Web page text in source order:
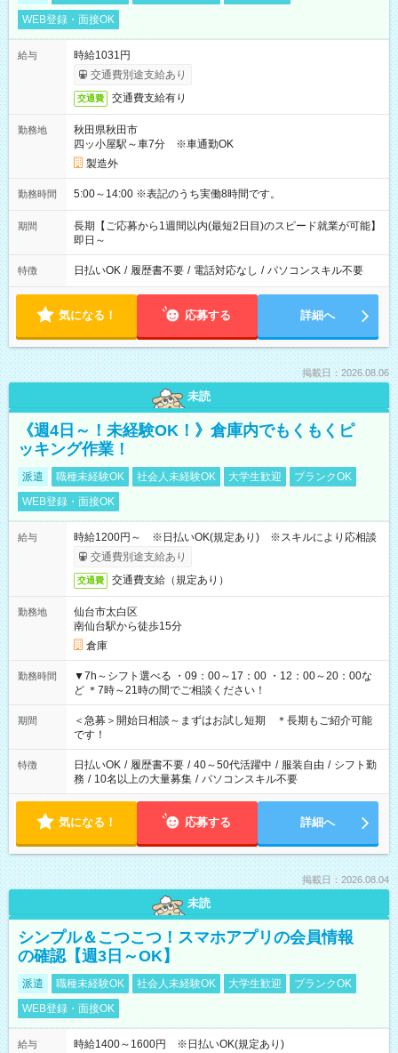
WEB登録・面接OK
給与
時給1031円
交通費別途支給あり
交通費 交通費支給有り
勤務地
秋田県秋田市
四ッ小屋駅～車7分 ※車通勤OK
製造外
勤務時間 5:00～14:00 ※表記のうち実働8時間です。
期間
長期【ご応募から1週間以内(最短2日目)のスピード就業が可能】
即日～
特徴 日払いOK / 履歴書不要 / 電話対応なし / パソコンスキル不要
気になる！ 応募する 詳細へ
掲載日：2026.08.06
未読
《週4日～！未経験OK！》倉庫内でもくもくピ
ッキング作業！
派遣 職種未経験OK 社会人未経験OK 大学生歓迎
ブランクOK
WEB登録・面接OK
給与
時給1200円～ ※日払いOK(規定あり) ※スキルにより応相談
交通費別途支給あり
交通費 交通費支給（規定あり）
勤務地
仙台市太白区
南仙台駅から徒歩15分
倉庫
勤務時間
▼7h～シフト選べる ・09：00～17：00 ・12：00～20：00な
ど ＊7時～21時の間でご相談ください！
期間
＜急募＞開始日相談～まずはお試し短期 ＊長期もご紹介可能
です！
特徴 日払いOK / 履歴書不要 / 40～50代活躍中 / 服装自由 / シフト勤
務 / 10名以上の大量募集 / パソコンスキル不要
気になる！ 応募する 詳細へ
掲載日：2026.08.04
未読
シンプル＆こつこつ！スマホアプリの会員情報
の確認【週3日～OK】
派遣 職種未経験OK 社会人未経験OK 大学生歓迎
ブランクOK
WEB登録・面接OK
給与
時給1400～1600円 ※日払いOK(規定あり)